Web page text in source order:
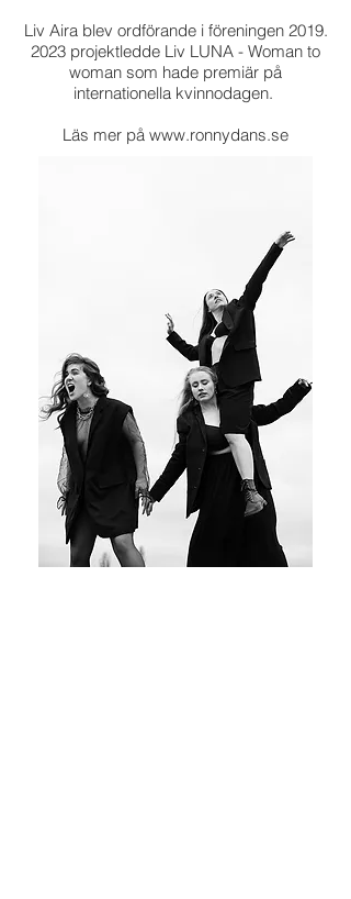
Liv Aira blev ordförande i föreningen 2019.
2023 projektledde Liv LUNA - Woman to
woman som hade premiär på
internationella kvinnodagen.
Läs mer på www.ronnydans.se